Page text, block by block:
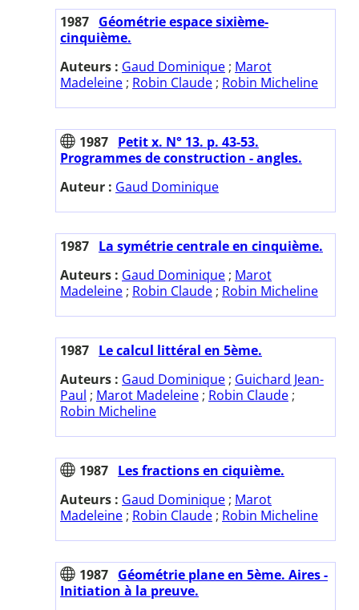
1987 Géométrie espace sixième-
cinquième.
Auteurs : Gaud Dominique ; Marot
Madeleine ; Robin Claude ; Robin Micheline
1987 Petit x. N° 13. p. 43-53.
Programmes de construction - angles.
Auteur : Gaud Dominique
1987 La symétrie centrale en cinquième.
Auteurs : Gaud Dominique ; Marot
Madeleine ; Robin Claude ; Robin Micheline
1987 Le calcul littéral en 5ème.
Auteurs : Gaud Dominique ; Guichard Jean-
Paul ; Marot Madeleine ; Robin Claude ;
Robin Micheline
1987 Les fractions en ciquième.
Auteurs : Gaud Dominique ; Marot
Madeleine ; Robin Claude ; Robin Micheline
1987 Géométrie plane en 5ème. Aires -
Initiation à la preuve.